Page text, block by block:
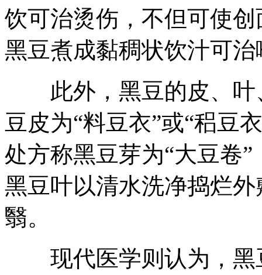
饮可治烫伤，不但可使
黑豆煮成黏稠状饮汁可
此外，黑豆的皮、叶
豆皮为“料豆衣”或“稆豆
处方称黑豆芽为“大豆卷
黑豆叶以清水洗净捣烂
翳。
现代医学则认为，黑